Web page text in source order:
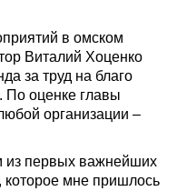
в омском
Виталий Хоценко
за труд на благо
По оценке главы
организации –
первых важнейших
которое мне пришлось